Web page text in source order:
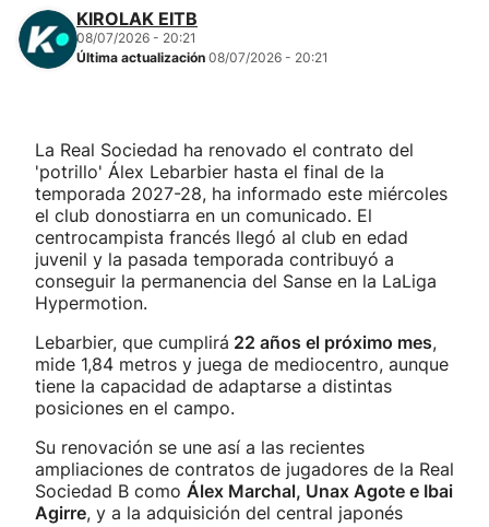
KIROLAK EITB
08/07/2026 - 20:21
Última actualización 08/07/2026 - 20:21
La Real Sociedad ha renovado el contrato del
'potrillo' Álex Lebarbier hasta el final de la
temporada 2027-28, ha informado este miércoles
el club donostiarra en un comunicado. El
centrocampista francés llegó al club en edad
juvenil y la pasada temporada contribuyó a
conseguir la permanencia del Sanse en la LaLiga
Hypermotion.
Lebarbier, que cumplirá 22 años el próximo mes,
mide 1,84 metros y juega de mediocentro, aunque
tiene la capacidad de adaptarse a distintas
posiciones en el campo.
Su renovación se une así a las recientes
ampliaciones de contratos de jugadores de la Real
Sociedad B como Álex Marchal, Unax Agote e Ibai
Agirre, y a la adquisición del central japonés